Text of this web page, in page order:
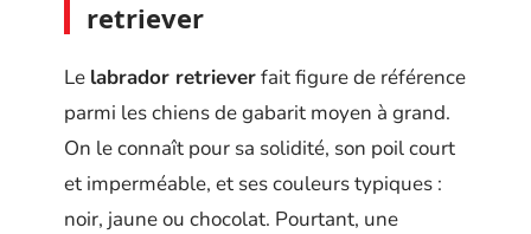
retriever
Le labrador retrieverfait figure de référence
parmi les chiens de gabarit moyen à grand.
On le connaît pour sa solidité, son poil court
et imperméable, et ses couleurs typiques :
noir, jaune ou chocolat. Pourtant, une